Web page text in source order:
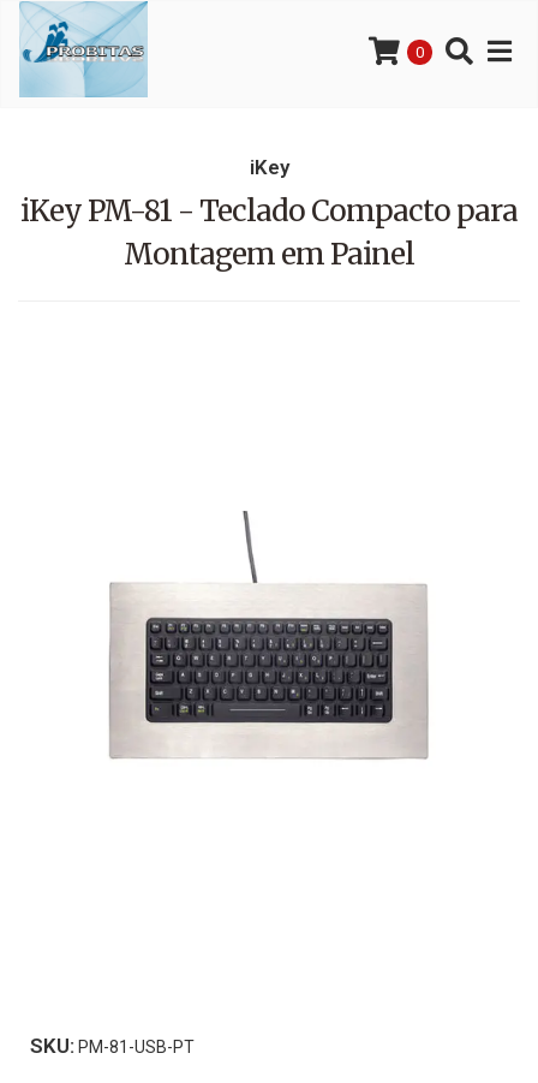
0
iKey
iKey PM-81 - Teclado Compacto para
Montagem em Painel
SKU: PM-81-USB-PT